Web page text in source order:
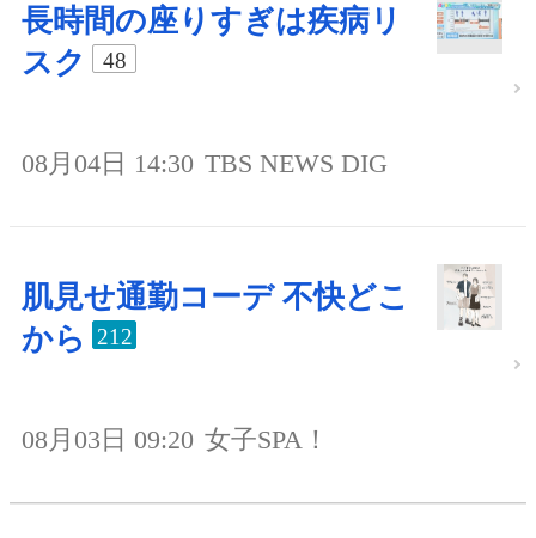
長時間の座りすぎは疾病リ
スク
48
08月04日 14:30 TBS NEWS DIG
肌見せ通勤コーデ 不快どこ
から
212
08月03日 09:20 女子SPA！